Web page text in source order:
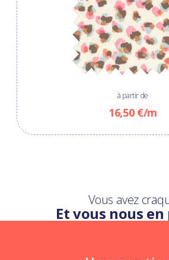
à partir de
16,50 €/m
Vous avez
Et vous nous en